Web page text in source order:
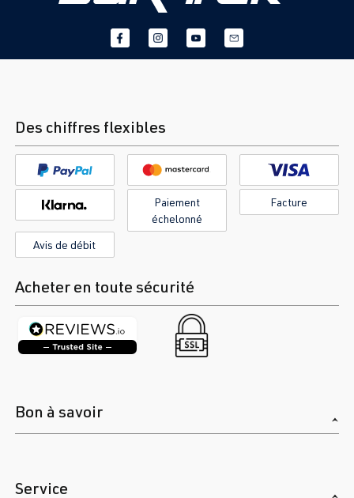
Des chiffres flexibles
Paiement
échelonné
Facture
Avis de débit
Acheter en toute sécurité
Bon à savoir
Service